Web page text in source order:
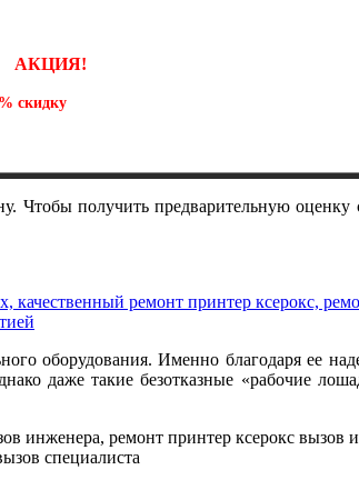
АКЦИЯ!
скидку
Чтобы получить предварительную
оборудования. Именно благодаря ее
даже такие безотказные «рабочие